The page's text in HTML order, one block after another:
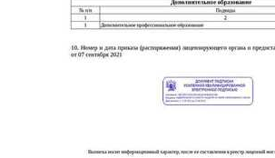
ChatApp
online